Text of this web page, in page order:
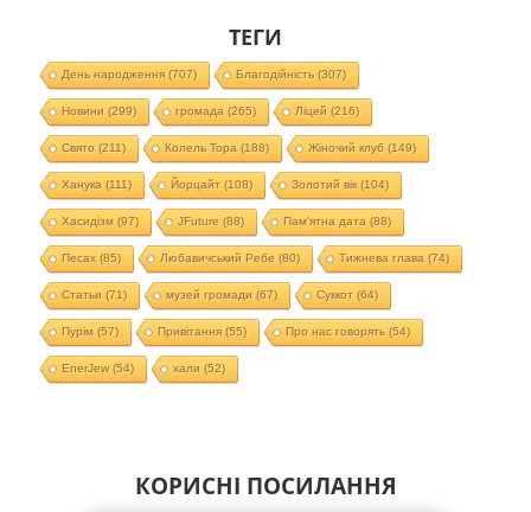
ТЕГИ
День народження(707) Благодійність(307)
Новини (299) громада (265) Ліцей (216)
Свято (211) Колель Тора (188) Жіночий клуб (149)
Ханука (111) Йорцайт (108) Золотий вік(104)
Хасидізм (97) JFuture (88) Пам'ятна дата (88)
Песах(85) Любавичський Ребе (80) Тижнева глава (74)
Статьи (71) музей громади (67) Суккот (64)
Пурім (57) Привітання(55) Про нас говорять(54)
EnerJew(54) хали (52)
КОРИСНІ ПОСИЛАННЯ